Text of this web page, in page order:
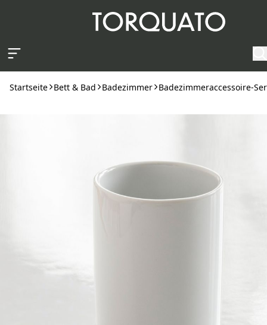
Startseite Bett & Bad Badezimmer Badezimmeraccessoire-